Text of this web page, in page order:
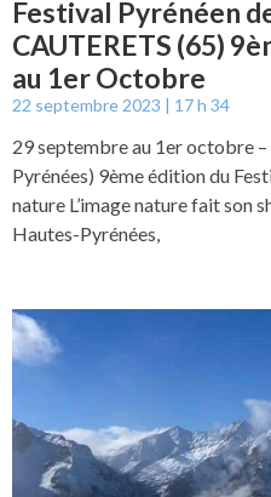
Festival Pyrénéen
CAUTERETS (65)
au 1er Octobre
22 septembre 2023 17 h 34
29 septembre au 1er octobre
Pyrénées) 9ème édition du
nature L’image nature fait son
Hautes-Pyrénées,